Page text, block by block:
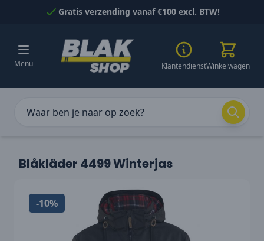
Naar inhoud gaanGratis verzending vanaf €100 excl. BTW!
Menu KlantendienstWinkelwagen
Blåkläder 4499 Winterjas
-10%